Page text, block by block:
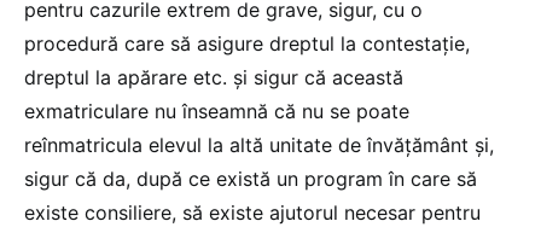
pentru cazurile extrem de grave, sigur, cu o
procedură care să asigure dreptul la contestaţie,
dreptul la apărare etc. şi sigur că această
exmatriculare nu înseamnă că nu se poate
reînmatricula elevul la altă unitate de învăţământ şi,
sigur că da, după ce există un program în care să
existe consiliere, să existe ajutorul necesar pentru